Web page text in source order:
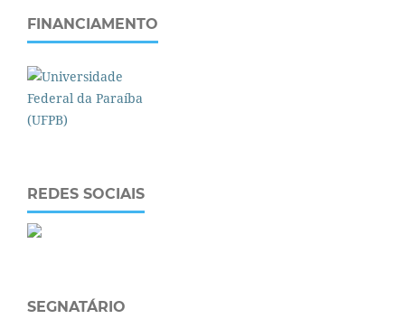
FINANCIAMENTO
REDES SOCIAIS
SEGNATÁRIO